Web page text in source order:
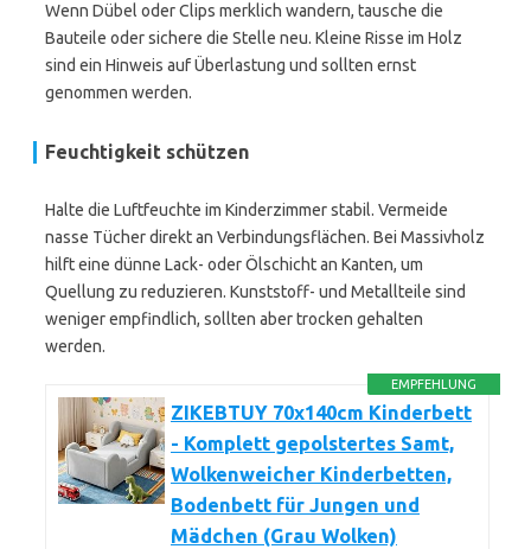
Wenn Dübel oder Clips merklich wandern, tausche die
Bauteile oder sichere die Stelle neu. Kleine Risse im Holz
sind ein Hinweis auf Überlastung und sollten ernst
genommen werden.
Feuchtigkeit schützen
Halte die Luftfeuchte im Kinderzimmer stabil. Vermeide
nasse Tücher direkt an Verbindungsflächen. Bei Massivholz
hilft eine dünne Lack- oder Ölschicht an Kanten, um
Quellung zu reduzieren. Kunststoff- und Metallteile sind
weniger empfindlich, sollten aber trocken gehalten
werden.
EMPFEHLUNG
ZIKEBTUY 70x140cm Kinderbett
- Komplett gepolstertes Samt,
Wolkenweicher Kinderbetten,
Bodenbett für Jungen und
Mädchen (Grau Wolken)